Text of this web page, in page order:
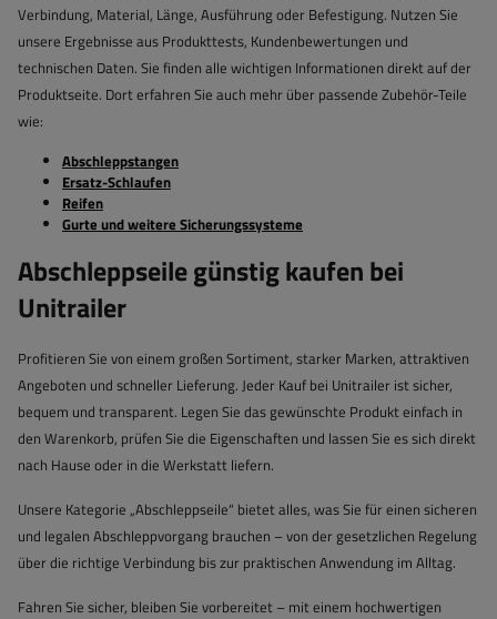
Verbindung, Material, Länge, Ausführung oder Befestigung. Nutzen Sie
unsere Ergebnisse aus Produkttests, Kundenbewertungen und
technischen Daten. Sie finden alle wichtigen Informationen direkt auf der
Produktseite. Dort erfahren Sie auch mehr über passende Zubehör-Teile
wie:
Abschleppstangen
Ersatz-Schlaufen
Reifen
Gurte und weitere Sicherungssysteme
Abschleppseile günstig kaufen bei
Unitrailer
Profitieren Sie von einem großen Sortiment, starker Marken, attraktiven
Angeboten und schneller Lieferung. Jeder Kauf bei Unitrailer ist sicher,
bequem und transparent. Legen Sie das gewünschte Produkt einfach in
den Warenkorb, prüfen Sie die Eigenschaften und lassen Sie es sich direkt
nach Hause oder in die Werkstatt liefern.
Unsere Kategorie „Abschleppseile“ bietet alles, was Sie für einen sicheren
und legalen Abschleppvorgang brauchen – von der gesetzlichen Regelung
über die richtige Verbindung bis zur praktischen Anwendung im Alltag.
Fahren Sie sicher, bleiben Sie vorbereitet – mit einem hochwertigen